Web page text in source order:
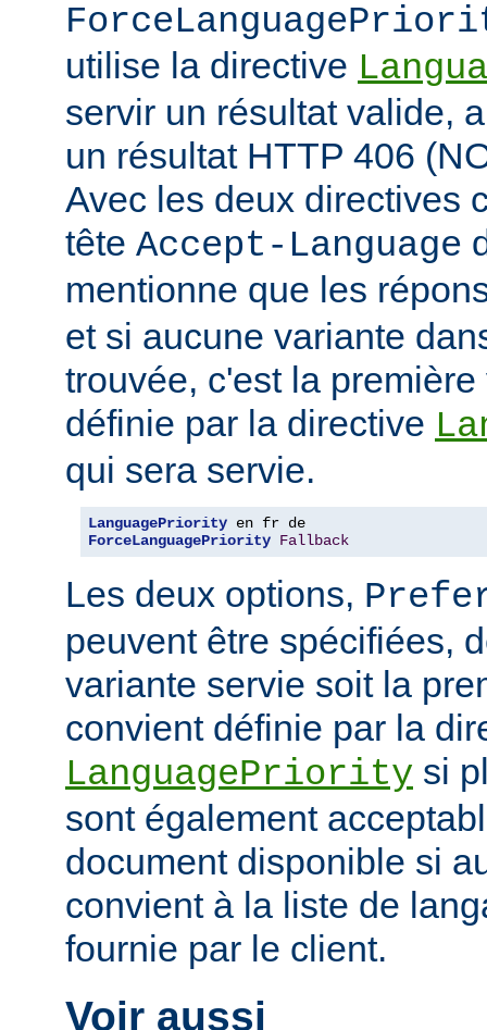
utilise la directive
servir un résultat valide,
un résultat HTTP 406
Avec les deux directives
tête Accept-Language
mentionne que les
et si aucune variante
trouvée, c'est la
définie par la directive
qui sera servie.
LanguagePriority
ForceLanguagePriority Fallback
Les deux options,
peuvent être spécifiées,
variante servie soit la
convient définie par la
LanguagePriority si
sont également
document disponible si
convient à la liste de
fournie par le client.
Voir aussi